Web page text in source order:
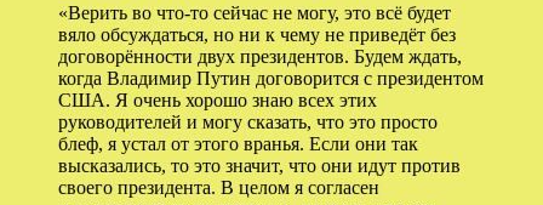
«Верить во что‑то сейчас не могу, это всё будет
вяло обсуждаться, но ни к чему не приведёт без
договорённости двух президентов. Будем ждать,
когда Владимир Путин договорится с президентом
США. Я очень хорошо знаю всех этих
руководителей и могу сказать, что это просто
блеф, я устал от этого вранья. Если они так
высказались, то это значит, что они идут против
своего президента. В целом я согласен